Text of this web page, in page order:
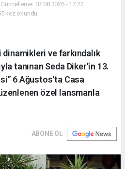
07.08.2026 - 17:27
kez okundu.
ve farkındalık
tanınan Seda Diker'in 13.
6 Ağustos'ta Casa
özel lansmanla
ABONE OL